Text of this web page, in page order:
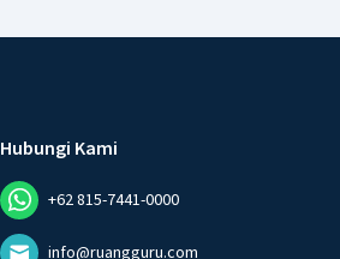
Hubungi Kami
+62 815-7441-0000
info@ruangguru.com